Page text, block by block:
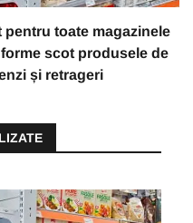
pentru toate magazinele
scot produsele de
și retrageri